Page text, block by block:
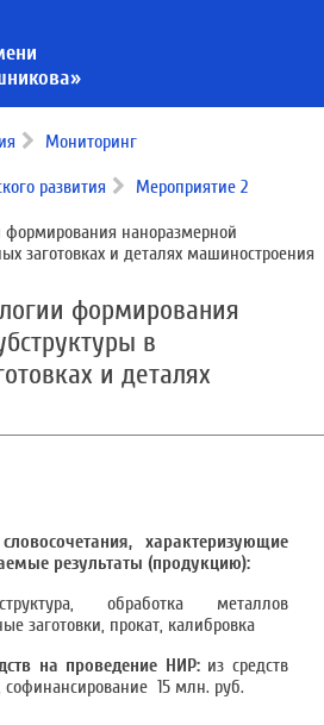
Мониторинг
развития Мероприятие 2
формирования наноразмерной
заготовках и деталях машиностроения
формирования
в
и деталях
характеризующие
результаты (продукцию):
обработка металлов
заготовки, прокат, калибровка
на проведение НИР:из средств
софинансирование 15 млн. руб.